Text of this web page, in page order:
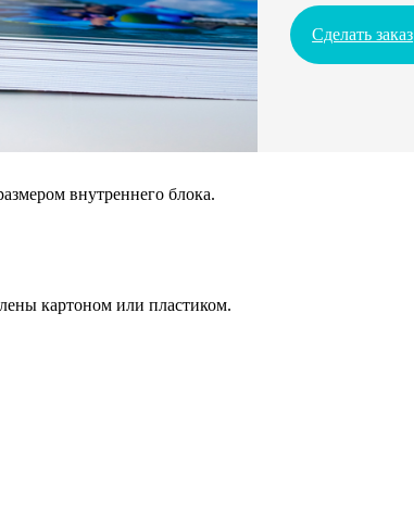
Сделать заказ
внутреннего блока.
картоном или пластиком.